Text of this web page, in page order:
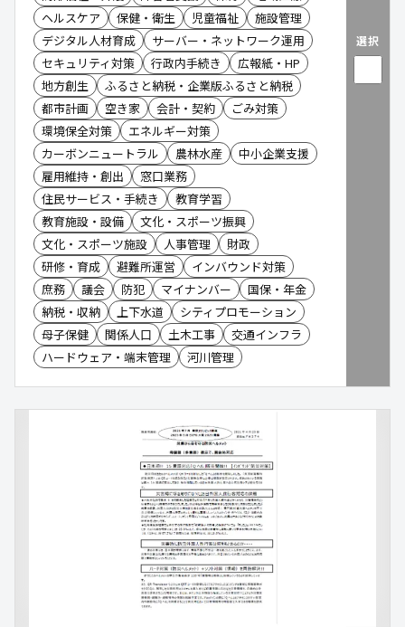
ヘルスケア
保健・衛生 児童福祉
施設管理
デジタル人材育成
サーバー・ネットワーク運用
セキュリティ対策
行政内手続き
広報紙・HP
地方創生
ふるさと納税・企業版ふるさと納税
都市計画
空き家 会計・契約
ごみ対策
環境保全対策
エネルギー対策
カーボンニュートラル
農林水産
中小企業支援
雇用維持・創出
窓口業務
住民サービス・手続き
教育学習
教育施設・設備
文化・スポーツ振興
文化・スポーツ施設
人事管理
財政
研修・育成
避難所運営
インバウンド対策
庶務
議会 防犯 マイナンバー
国保・年金
納税・収納
上下水道
シティプロモーション
母子保健
関係人口 土木工事
交通インフラ
ハードウェア・端末管理
河川管理
選択